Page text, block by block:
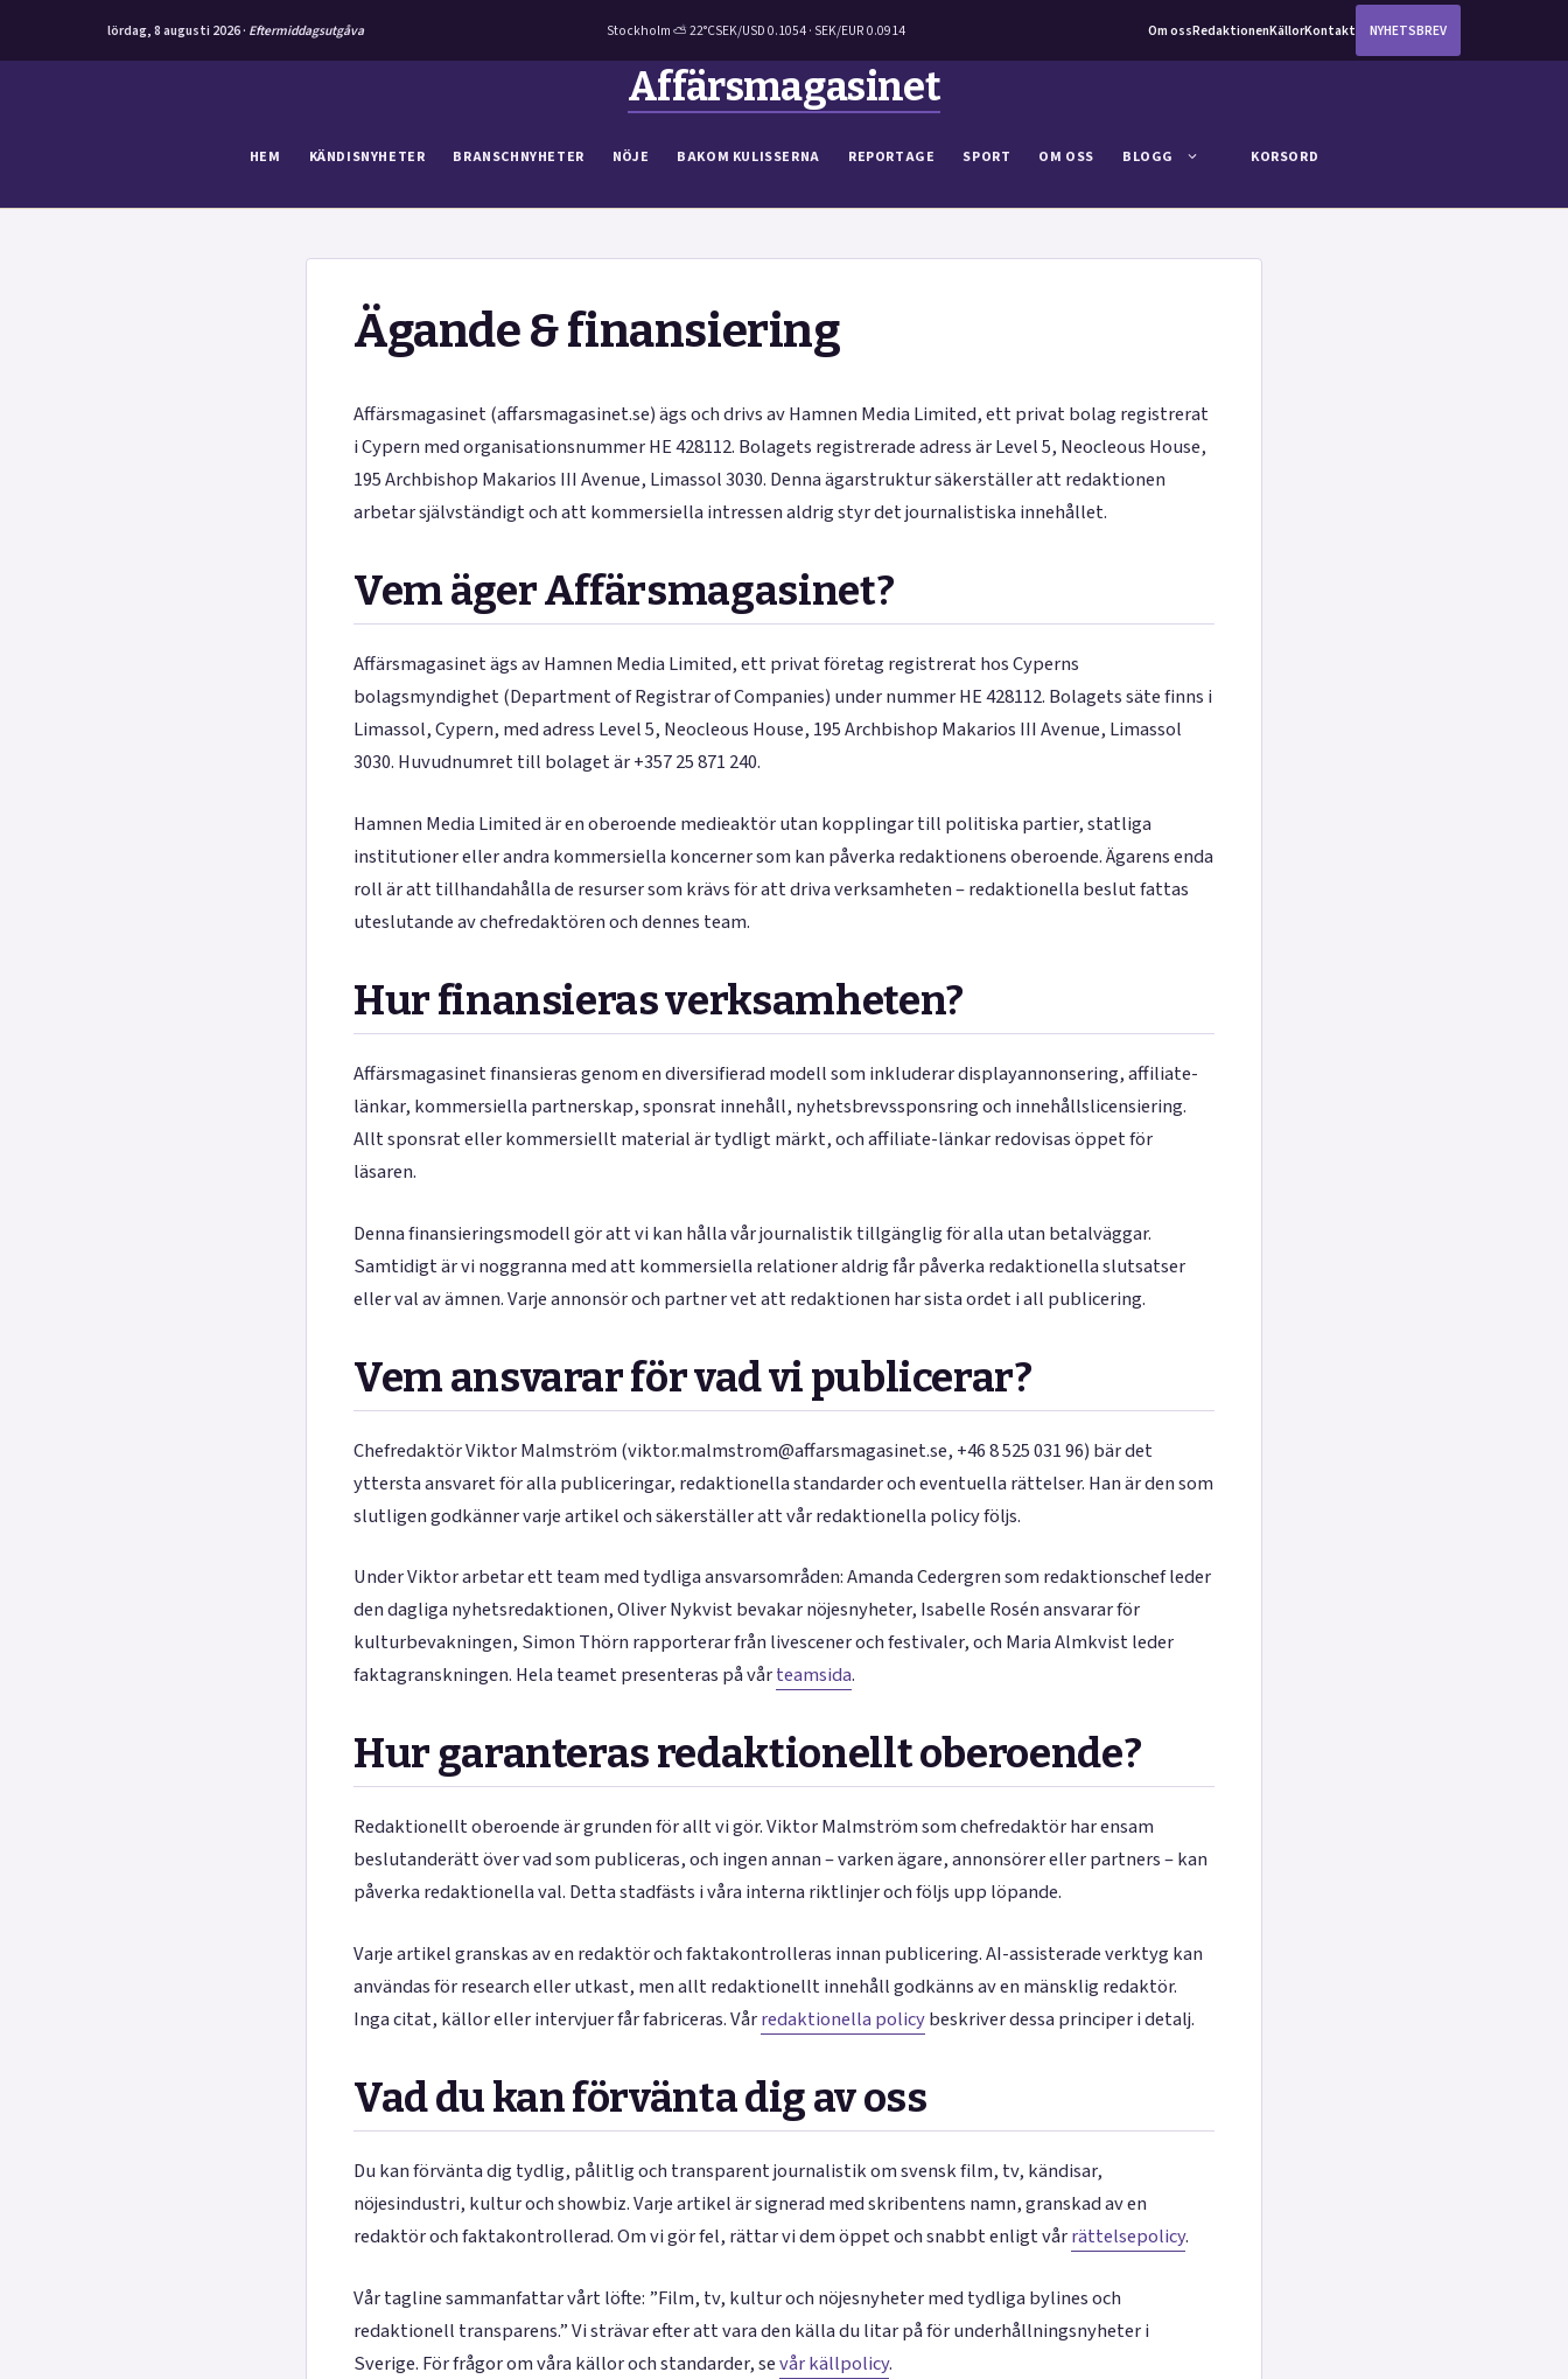
lördag, 8 augusti 2026 · Eftermiddagsutgåva Stockholm ⛅ 22°CSEK/USD 0.1054 · SEK/EUR 0.0914 Om ossRedaktionenKällorKontakt NYHETSBREV
Affärsmagasinet
HEM KÄNDISNYHETER BRANSCHNYHETER NÖJE BAKOM KULISSERNA REPORTAGE SPORT OM OSS BLOGG KORSORD
Ägande & finansiering
Affärsmagasinet (affarsmagasinet.se) ägs och drivs av Hamnen Media Limited, ett privat bolag registrerat
i Cypern med organisationsnummer HE 428112. Bolagets registrerade adress är Level 5, Neocleous House,
195 Archbishop Makarios III Avenue, Limassol 3030. Denna ägarstruktur säkerställer att redaktionen
arbetar självständigt och att kommersiella intressen aldrig styr det journalistiska innehållet.
Vem äger Affärsmagasinet?
Affärsmagasinet ägs av Hamnen Media Limited, ett privat företag registrerat hos Cyperns
bolagsmyndighet (Department of Registrar of Companies) under nummer HE 428112. Bolagets säte finns i
Limassol, Cypern, med adress Level 5, Neocleous House, 195 Archbishop Makarios III Avenue, Limassol
3030. Huvudnumret till bolaget är +357 25 871 240.
Hamnen Media Limited är en oberoende medieaktör utan kopplingar till politiska partier, statliga
institutioner eller andra kommersiella koncerner som kan påverka redaktionens oberoende. Ägarens enda
roll är att tillhandahålla de resurser som krävs för att driva verksamheten – redaktionella beslut fattas
uteslutande av chefredaktören och dennes team.
Hur finansieras verksamheten?
Affärsmagasinet finansieras genom en diversifierad modell som inkluderar displayannonsering, affiliate-
länkar, kommersiella partnerskap, sponsrat innehåll, nyhetsbrevssponsring och innehållslicensiering.
Allt sponsrat eller kommersiellt material är tydligt märkt, och affiliate-länkar redovisas öppet för
läsaren.
Denna finansieringsmodell gör att vi kan hålla vår journalistik tillgänglig för alla utan betalväggar.
Samtidigt är vi noggranna med att kommersiella relationer aldrig får påverka redaktionella slutsatser
eller val av ämnen. Varje annonsör och partner vet att redaktionen har sista ordet i all publicering.
Vem ansvarar för vad vi publicerar?
Chefredaktör Viktor Malmström (viktor.malmstrom@affarsmagasinet.se, +46 8 525 031 96) bär det
yttersta ansvaret för alla publiceringar, redaktionella standarder och eventuella rättelser. Han är den som
slutligen godkänner varje artikel och säkerställer att vår redaktionella policy följs.
Under Viktor arbetar ett team med tydliga ansvarsområden: Amanda Cedergren som redaktionschef leder
den dagliga nyhetsredaktionen, Oliver Nykvist bevakar nöjesnyheter, Isabelle Rosén ansvarar för
kulturbevakningen, Simon Thörn rapporterar från livescener och festivaler, och Maria Almkvist leder
faktagranskningen. Hela teamet presenteras på vårteamsida.
Hur garanteras redaktionellt oberoende?
Redaktionellt oberoende är grunden för allt vi gör. Viktor Malmström som chefredaktör har ensam
beslutanderätt över vad som publiceras, och ingen annan – varken ägare, annonsörer eller partners – kan
påverka redaktionella val. Detta stadfästs i våra interna riktlinjer och följs upp löpande.
Varje artikel granskas av en redaktör och faktakontrolleras innan publicering. AI-assisterade verktyg kan
användas för research eller utkast, men allt redaktionellt innehåll godkänns av en mänsklig redaktör.
Inga citat, källor eller intervjuer får fabriceras. Vårredaktionella policybeskriver dessa principer i detalj.
Vad du kan förvänta dig av oss
Du kan förvänta dig tydlig, pålitlig och transparent journalistik om svensk film, tv, kändisar,
nöjesindustri, kultur och showbiz. Varje artikel är signerad med skribentens namn, granskad av en
redaktör och faktakontrollerad. Om vi gör fel, rättar vi dem öppet och snabbt enligt vårrättelsepolicy.
Vår tagline sammanfattar vårt löfte: ”Film, tv, kultur och nöjesnyheter med tydliga bylines och
redaktionell transparens.” Vi strävar efter att vara den källa du litar på för underhållningsnyheter i
Sverige. För frågor om våra källor och standarder, sevår källpolicy.